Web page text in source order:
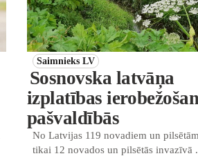
Saimnieks LV
Sosnovska latvāņa
izplatības
pašvaldībās
No Latvijas 119 novadiem un pilsētām
tikai 12 novados un pilsētās invazīvā